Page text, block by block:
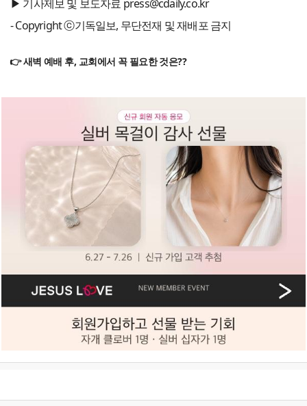
▶ 기사제보 및 보도자료 press@cdaily.co.kr
- Copyright ⓒ기독일보, 무단전재 및 재배포 금지
👉 새벽 예배 후, 교회에서 꼭 필요한 것은??